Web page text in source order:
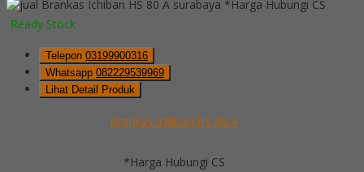
*Harga Hubungi CS
Ready Stock
Telepon 03199900316
Whatsapp 082229539969
Lihat Detail Produk
Brankas Ichiban HS 80 A
*Harga Hubungi CS